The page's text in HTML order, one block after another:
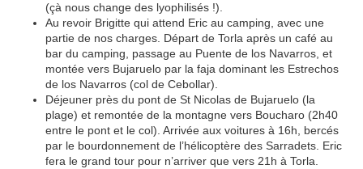
(çà nous change des lyophilisés !).
Au revoir Brigitte qui attend Eric au camping, avec une
partie de nos charges. Départ de Torla après un café au
bar du camping, passage au Puente de los Navarros, et
montée vers Bujaruelo par la faja dominant les Estrechos
de los Navarros (col de Cebollar).
Déjeuner près du pont de St Nicolas de Bujaruelo (la
plage) et remontée de la montagne vers Boucharo (2h40
entre le pont et le col). Arrivée aux voitures à 16h, bercés
par le bourdonnement de l’hélicoptère des Sarradets. Eric
fera le grand tour pour n’arriver que vers 21h à Torla.